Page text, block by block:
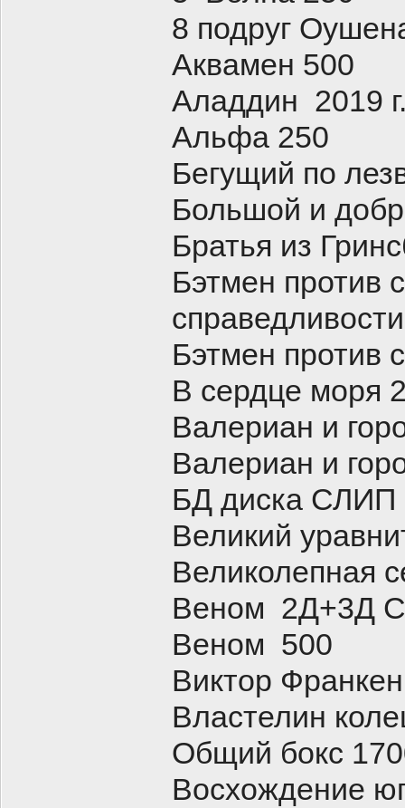
8 подруг
Аквамен 500
Аладдин 2019
Альфа 250
Бегущий по
Большой и
Братья из
Бэтмен против
Бэтмен против
В сердце моря
Валериан и
Валериан и
БД диска
Великий
Великолепная
Веном 2Д+3Д
Веном 500
Виктор
Властелин
Общий бокс
Восхождение